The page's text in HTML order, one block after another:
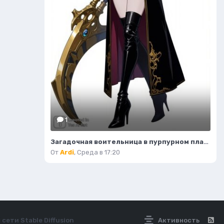
1
Загадочная воительница в пурпурном платье и с серповидным клинком. Нейронная сеть Flux 1
От Ardi, Среда в 17:20
Активность
сети Stable Diffusion